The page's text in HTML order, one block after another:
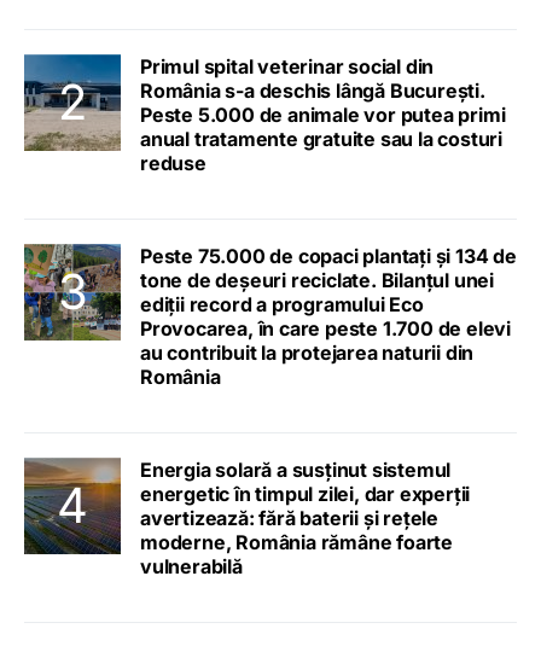
Primul spital veterinar social din
România s-a deschis lângă București.
Peste 5.000 de animale vor putea primi
anual tratamente gratuite sau la costuri
reduse
Peste 75.000 de copaci plantați și 134 de
tone de deșeuri reciclate. Bilanțul unei
ediții record a programului Eco
Provocarea, în care peste 1.700 de elevi
au contribuit la protejarea naturii din
România
Energia solară a susținut sistemul
energetic în timpul zilei, dar experții
avertizează: fără baterii și rețele
moderne, România rămâne foarte
vulnerabilă